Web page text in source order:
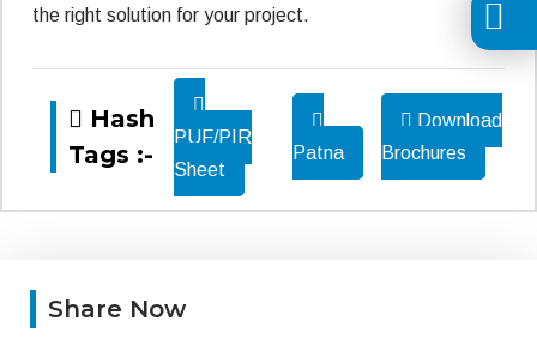
the right solution for your project.
Hash
Tags :-
PUF/PIR
Sheet
Patna
Download
Brochures
Share Now